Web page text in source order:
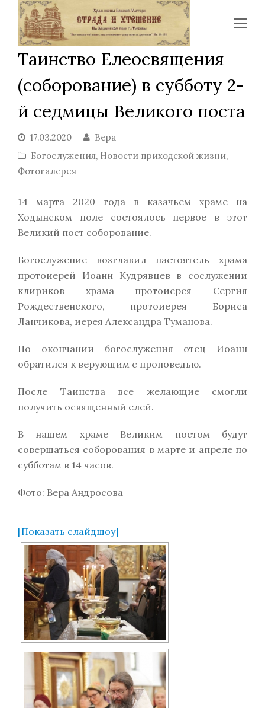
Таинство Елеосвящения
(соборование) в субботу 2-
й седмицы Великого поста
17.03.2020
Вера
Богослужения, Новости приходской жизни,
Фотогалерея
14 марта 2020 года в казачьем храме на
Ходынском поле состоялось первое в этот
Великий пост соборование.
Богослужение возглавил настоятель храма
протоиерей Иоанн Кудрявцев в сослужении
клириков храма протоиерея Сергия
Рождественского, протоиерея Бориса
Ланчикова, иерея Александра Туманова.
По окончании богослужения отец Иоанн
обратился к верующим с проповедью.
После Таинства все желающие смогли
получить освященный елей.
В нашем храме Великим постом будут
совершаться соборования в марте и апреле по
субботам в 14 часов.
Фото: Вера Андросова
[Показать слайдшоу]